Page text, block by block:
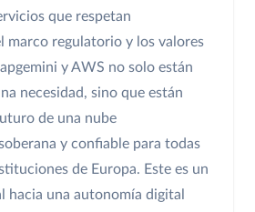
que respetan
marco regulatorio y los valores
y AWS no solo están
necesidad, sino que están
de una nube
y confiable para todas
de Europa. Este es un
hacia una autonomía digital